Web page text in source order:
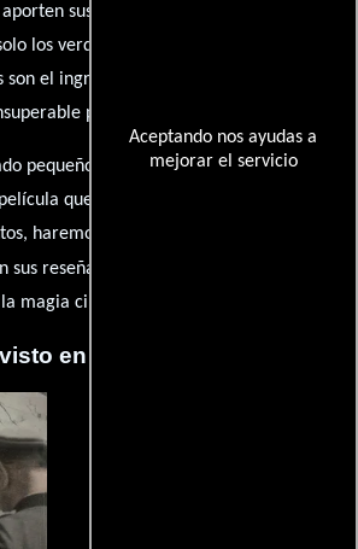
Aceptando nos ayudas a
mejorar el servicio
sus descubrimientos y compartan
los verdaderos fanáticos conocen. Sus
son el ingrediente secreto que hará de
para los amantes del celuloide.
pequeño ni opinión insignificante. ¿Algún
que sueñas con ver reseñada?
haremos de esta comunidad el epicentro
sus reseña en la
magia cinematográfica!
en Cineyseries.net